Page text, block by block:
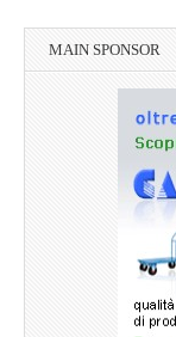
MAIN SPONSOR